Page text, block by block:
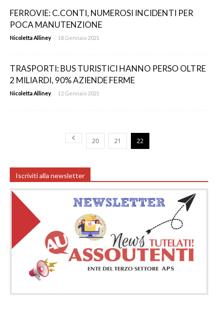
FERROVIE: C.CONTI, NUMEROSI INCIDENTI PER
POCA MANUTENZIONE
Nicoletta Alliney - 18 Gennaio 2021
TRASPORTI: BUS TURISTICI HANNO PERSO OLTRE
2 MILIARDI, 90% AZIENDE FERME
Nicoletta Alliney - 12 Gennaio 2021
20 21 22
Iscriviti alla newsletter